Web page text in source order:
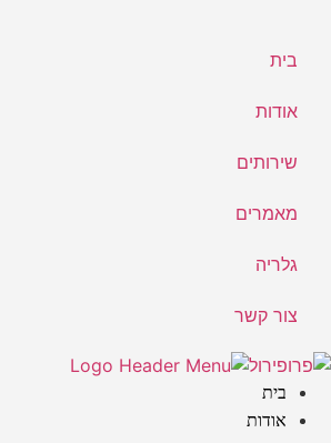
בית
אודות
שירותים
מאמרים
גלריה
צור קשר
בית
אודות